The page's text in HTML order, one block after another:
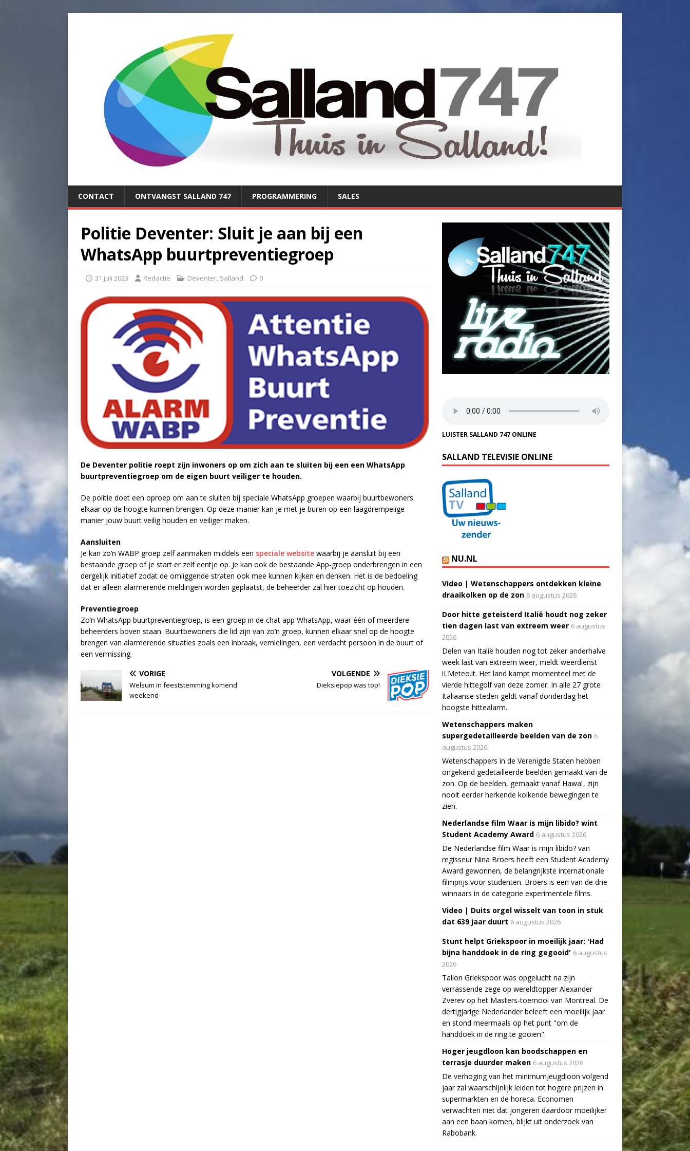
CONTACT ONTVANGST SALLAND 747 PROGRAMMERING SALES
Politie Deventer: Sluit je aan bij een
WhatsApp buurtpreventiegroep
31 juli 2023 Redactie Deventer, Salland 0
De Deventer politie roept zijn inwoners op om zich aan te sluiten bij een een WhatsApp
buurtpreventiegroep om de eigen buurt veiliger te houden.
De politie doet een oproep om aan te sluiten bij speciale WhatsApp groepen waarbij buurtbewoners
elkaar op de hoogte kunnen brengen. Op deze manier kan je met je buren op een laagdrempelige
manier jouw buurt veilig houden en veiliger maken.
Aansluiten
Je kan zo’n WABP groep zelf aanmaken middels een speciale website waarbij je aansluit bij een
bestaande groep of je start er zelf eentje op. Je kan ook de bestaande App-groep onderbrengen in een
dergelijk initiatief zodat de omliggende straten ook mee kunnen kijken en denken. Het is de bedoeling
dat er alleen alarmerende meldingen worden geplaatst, de beheerder zal hier toezicht op houden.
Preventiegroep
Zo’n WhatsApp buurtpreventiegroep, is een groep in de chat app WhatsApp, waar één of meerdere
beheerders boven staan. Buurtbewoners die lid zijn van zo’n groep, kunnen elkaar snel op de hoogte
brengen van alarmerende situaties zoals een inbraak, vernielingen, een verdacht persoon in de buurt of
een vermissing.
VORIGE
Welsum in feeststemming komend
weekend
VOLGENDE
Dieksiepop was top!
LUISTER SALLAND 747 ONLINE
SALLAND TELEVISIE ONLINE
NU.NL
Video | Wetenschappers ontdekken kleine
draaikolken op de zon 6 augustus 2026
Door hitte geteisterd Italië houdt nog zeker
tien dagen last van extreem weer 6 augustus
2026
Delen van Italië houden nog tot zeker anderhalve
week last van extreem weer, meldt weerdienst
iLMeteo.it. Het land kampt momenteel met de
vierde hittegolf van deze zomer. In alle 27 grote
Italiaanse steden geldt vanaf donderdag het
hoogste hittealarm.
Wetenschappers maken
supergedetailleerde beelden van de zon 6
augustus 2026
Wetenschappers in de Verenigde Staten hebben
ongekend gedetailleerde beelden gemaakt van de
zon. Op de beelden, gemaakt vanaf Hawaï, zijn
nooit eerder herkende kolkende bewegingen te
zien.
Nederlandse film Waar is mijn libido? wint
Student Academy Award 6 augustus 2026
De Nederlandse film Waar is mijn libido? van
regisseur Nina Broers heeft een Student Academy
Award gewonnen, de belangrijkste internationale
filmprijs voor studenten. Broers is een van de drie
winnaars in de categorie experimentele films.
Video | Duits orgel wisselt van toon in stuk
dat 639 jaar duurt 6 augustus 2026
Stunt helpt Griekspoor in moeilijk jaar: 'Had
bijna handdoek in de ring gegooid' 6 augustus
2026
Tallon Griekspoor was opgelucht na zijn
verrassende zege op wereldtopper Alexander
Zverev op het Masters-toernooi van Montreal. De
dertigjarige Nederlander beleeft een moeilijk jaar
en stond meermaals op het punt "om de
handdoek in de ring te gooien".
Hoger jeugdloon kan boodschappen en
terrasje duurder maken 6 augustus 2026
De verhoging van het minimumjeugdloon volgend
jaar zal waarschijnlijk leiden tot hogere prijzen in
supermarkten en de horeca. Economen
verwachten niet dat jongeren daardoor moeilijker
aan een baan komen, blijkt uit onderzoek van
Rabobank.